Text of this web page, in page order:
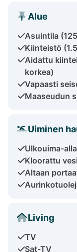
Alue
Asuintila
Kiinteistö
Aidattu
korkea)
Vapaasti
Maaseudun
Uiminen
Ulkouima-
Kloorattu vesi
Altaan
Living
TV
Sat-TV